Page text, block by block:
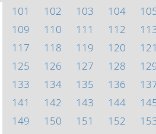
101
102 103 104
109
110 111 112
117
118 119 120 121
125
126 127 128
133
134 135 136
141
142 143 144
149
150 151 152